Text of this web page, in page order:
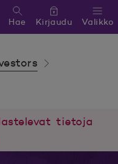
Valikko
Hae Kirjaudu
tietoja